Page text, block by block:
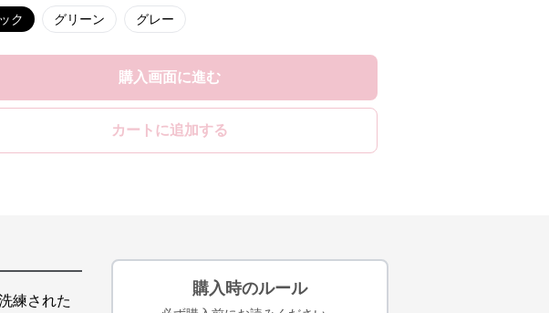
ク グリーン グレー
購入画面に進む
カートに追加する
練された
購入時のルール